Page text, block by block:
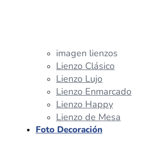
imagen lienzos
Lienzo Clásico
Lienzo Lujo
Lienzo Enmarcado
Lienzo Happy
Lienzo de Mesa
Foto Decoración